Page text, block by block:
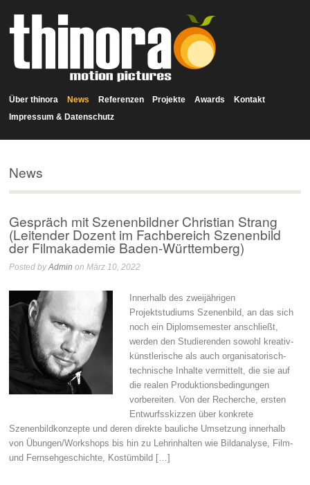
Über thinora News Referenzen Projekte Awards
Kontakt
Impressum & Datenschutz
News
Gespräch mit Szenenbildner Christian Strang
(Leitender Dozent im Fachbereich Szenenbild
der Filmakademie Baden-Württemberg)
Posted byAdmin on März 10, 2022
Innerhalb des zweijährigen
Projektstudiums Szenenbild, an das sich
noch ein Diplomsemester anschließt,
werden den Studierenden sowohl kreativ-
künstlerische als auch organisatorisch-
technische Inhalte vermittelt, die sie auf
die realen Produktionsbedingungen
vorbereiten. Von der Recherche, ersten
Entwurfsskizzen über konkrete
Szenenbildkonzepte und deren direkte bauliche Umsetzung innerhalb
von Übungen/Workshops bis hin zu Lehrinhalten wie Bildanalyse, Film-
und Fernsehgeschichte, Kostümbild […]